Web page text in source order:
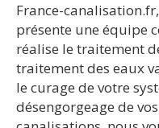
France-
présente une équipe
réalise le traitement
traitement des eaux
le curage de votre
désengorgeage de